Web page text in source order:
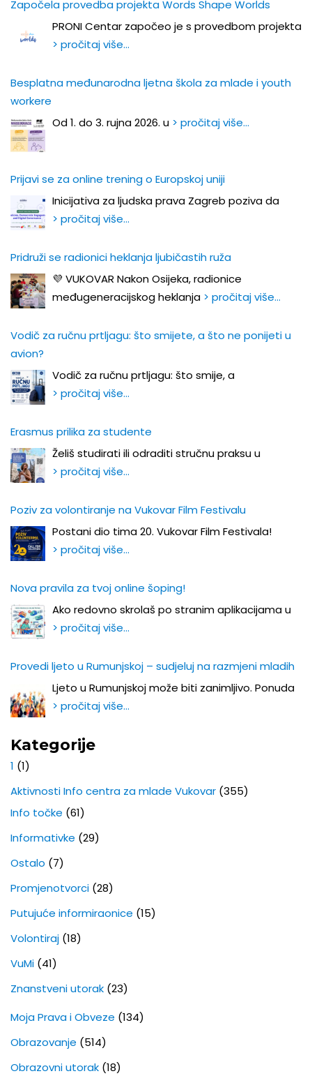
Započela provedba projekta Words Shape Worlds
PRONI Centar započeo je s provedbom projekta
> pročitaj više…
Besplatna međunarodna ljetna škola za mlade i youth
workere
Od 1. do 3. rujna 2026. u > pročitaj više…
Prijavi se za online trening o Europskoj uniji
Inicijativa za ljudska prava Zagreb poziva da
> pročitaj više…
Pridruži se radionici heklanja ljubičastih ruža
💜 VUKOVAR Nakon Osijeka, radionice
međugeneracijskog heklanja > pročitaj više…
Vodič za ručnu prtljagu: što smijete, a što ne ponijeti u
avion?
Vodič za ručnu prtljagu: što smije, a
> pročitaj više…
Erasmus prilika za studente
Želiš studirati ili odraditi stručnu praksu u
> pročitaj više…
Poziv za volontiranje na Vukovar Film Festivalu
Postani dio tima 20. Vukovar Film Festivala!
> pročitaj više…
Nova pravila za tvoj online šoping!
Ako redovno skrolaš po stranim aplikacijama u
> pročitaj više…
Provedi ljeto u Rumunjskoj – sudjeluj na razmjeni mladih
Ljeto u Rumunjskoj može biti zanimljivo. Ponuda
> pročitaj više…
Kategorije
1 (1)
Aktivnosti Info centra za mlade Vukovar (355)
Info točke (61)
Informativke (29)
Ostalo (7)
Promjenotvorci (28)
Putujuće informiraonice (15)
Volontiraj (18)
VuMi (41)
Znanstveni utorak (23)
Moja Prava i Obveze (134)
Obrazovanje (514)
Obrazovni utorak (18)